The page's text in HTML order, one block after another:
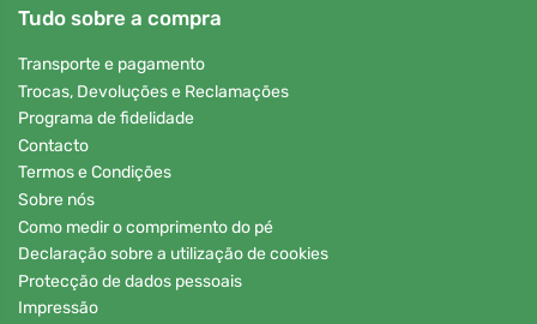
Tudo sobre a compra
Transporte e pagamento
Trocas, Devoluções e Reclamações
Programa de fidelidade
Contacto
Termos e Condições
Sobre nós
Como medir o comprimento do pé
Declaração sobre a utilização de cookies
Protecção de dados pessoais
Impressão